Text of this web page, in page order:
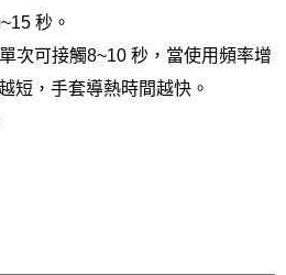
秒。
次可接觸8~10 秒，當使用頻率增
短，手套導熱時間越快。